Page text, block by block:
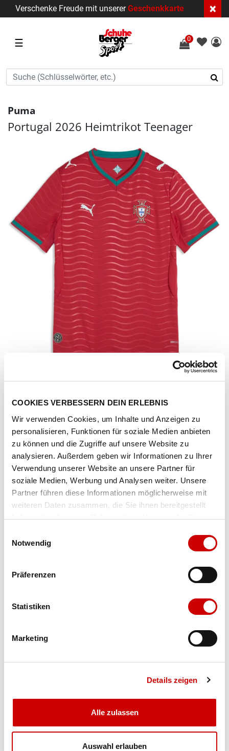
COOKIES VERBESSERN DEIN ERLEBNIS
Wir verwenden Cookies, um Inhalte und Anzeigen zu
personalisieren, Funktionen für soziale Medien anbieten
zu können und die Zugriffe auf unsere Website zu
analysieren. Außerdem geben wir Informationen zu Ihrer
Verwendung unserer Website an unsere Partner für
soziale Medien, Werbung und Analysen weiter. Unsere
Partner führen diese Informationen möglicherweise mit
weiteren Daten zusammen, die Sie ihnen bereitgestellt
haben oder die sie im Rahmen Ihrer Nutzung der Dienste
Notwendig
Präferenzen
Statistiken
Marketing
Details zeigen
Alle zulassen
Auswahl erlauben
Verschenke Freude mit unsererGeschenkkarte ×
☰ 0
Puma
Portugal 2026 Heimtrikot Teenager
Artikel-Nr.783281-01-club-red-green-lagoon
Farbe club red-green lagoon
IN DEN WARENKORB
Bis 17:00 Uhr bestellen: morgen geliefert - ab CHF 50.00
Produktbeschreibung